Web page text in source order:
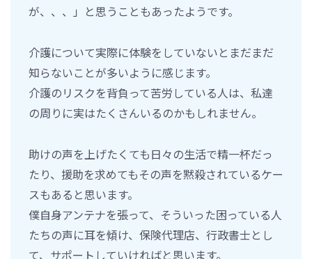
が、、、」と思うこともあったようです。
介護について実際に体験をしていないとまだまだ
知らないことが多いように感じます。
介護のリスクを背負って苦労している人は、私達
の周りに実はたくさんいるのかもしれません。
助けの声を上げたくても日々の生活で精一杯だっ
たり、援助を求めてもその声を黙殺されているケー
スもあると思います。
僕自身アンテナを張って、そういった困っている人
たちの声に耳を傾け、保険代理店、行政書士とし
て、サポートしていければと思います。